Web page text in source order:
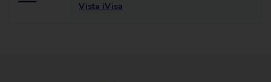
Vista iVisa